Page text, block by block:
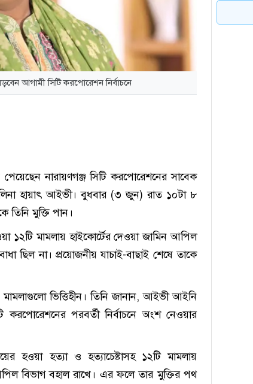
আগামী সিটি করপোরেশন নির্বাচনে
নারায়ণগঞ্জ সিটি করপোরেশনের সাবেক
হায়াৎ আইভী। বুধবার (৩ জুন) রাত ১০টা ৮
তিনি মুক্তি পান।
১২টি মামলায় হাইকোর্টের দেওয়া জামিন আপিল
ছিল না। প্রয়োজনীয় যাচাই-বাছাই শেষে তাকে
ভিত্তিহীন। তিনি জানান, আইভী আইনি
করপোরেশনের পরবর্তী নির্বাচনে অংশ নেওয়ার
হওয়া হত্যা ও হত্যাচেষ্টাসহ ১২টি মামলায়
বিভাগ বহাল রাখে। এর ফলে তার মুক্তির পথ
৫